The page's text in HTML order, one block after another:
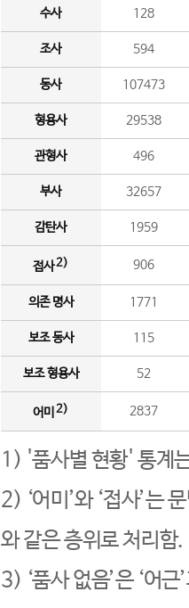
수사 128
조사 594
동사 107473
형용사 29538
관형사 496
부사 32657
감탄사 1959
접사2) 906
의존 명사 1771
보조 동사 115
보조 형용사 52
어미 2) 2837
1) '품사별 현황' 통계
2) ‘어미’와 ‘접사’는
와 같은 층위로 처리함.
3) ‘품사 없음’은 ‘어